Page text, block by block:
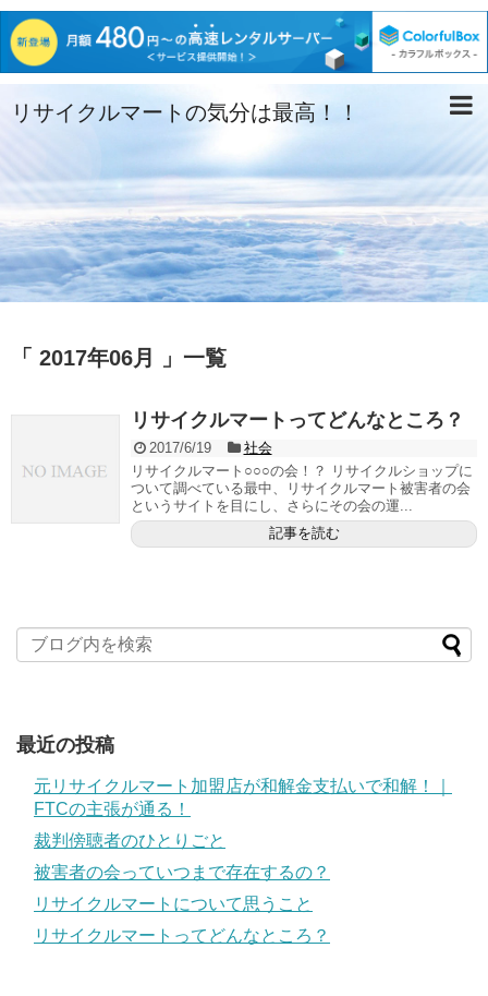
リサイクルマートの気分は最高！！
「 2017年06月 」一覧
リサイクルマートってどんなところ？
2017/6/19
社会
リサイクルマート○○○の会！？ リサイクルショップに
ついて調べている最中、リサイクルマート被害者の会
というサイトを目にし、さらにその会の運...
記事を読む
最近の投稿
元リサイクルマート加盟店が和解金支払いで和解！｜
FTCの主張が通る！
裁判傍聴者のひとりごと
被害者の会っていつまで存在するの？
リサイクルマートについて思うこと
リサイクルマートってどんなところ？